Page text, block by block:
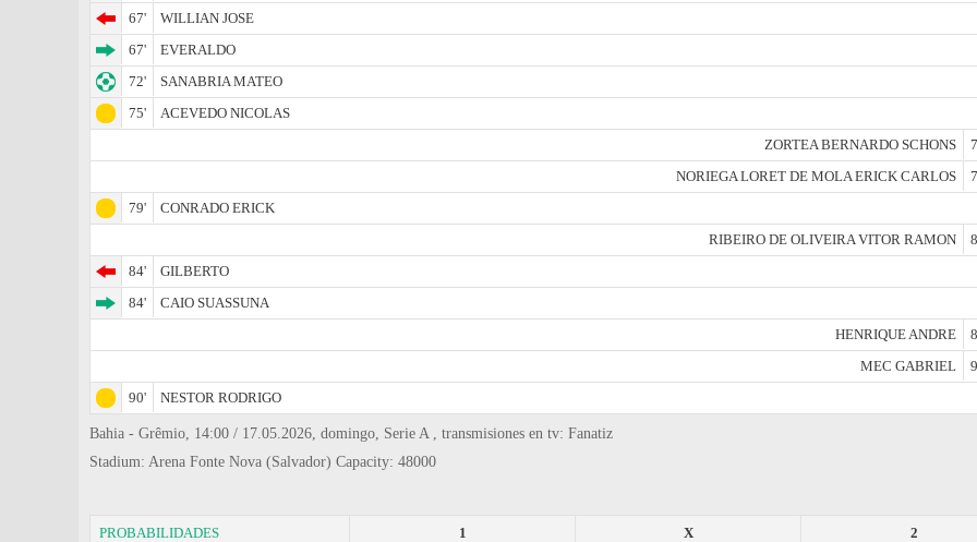
67'
WILLIAN JOSE
67'
EVERALDO
72'
SANABRIA MATEO
75'
ACEVEDO NICOLAS
ZORTEA BERNARDO SCHONS
NORIEGA LORET DE MOLA ERICK CARLOS
79'
CONRADO ERICK
RIBEIRO DE OLIVEIRA VITOR RAMON
84'
GILBERTO
84'
CAIO SUASSUNA
HENRIQUE ANDRE
MEC GABRIEL
90'
NESTOR RODRIGO
Bahia - Grêmio, 14:00 / 17.05.2026, domingo, Serie A , transmisiones en tv: Fanatiz
Stadium: Arena Fonte Nova (Salvador) Capacity: 48000
PROBABILIDADES 2
X
1